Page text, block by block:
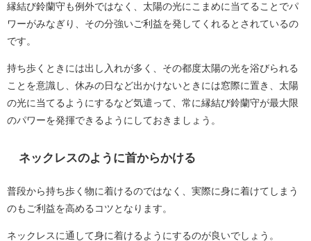
縁結び鈴蘭守も例外ではなく、太陽の光にこまめに当てることでパ
ワーがみなぎり、その分強いご利益を発してくれるとされているの
です。
持ち歩くときには出し入れが多く、その都度太陽の光を浴びられる
ことを意識し、休みの日など出かけないときには窓際に置き、太陽
の光に当てるようにするなど気遣って、常に縁結び鈴蘭守が最大限
のパワーを発揮できるようにしておきましょう。
ネックレスのように首からかける
普段から持ち歩く物に着けるのではなく、実際に身に着けてしまう
のもご利益を高めるコツとなります。
ネックレスに通して身に着けるようにするのが良いでしょう。